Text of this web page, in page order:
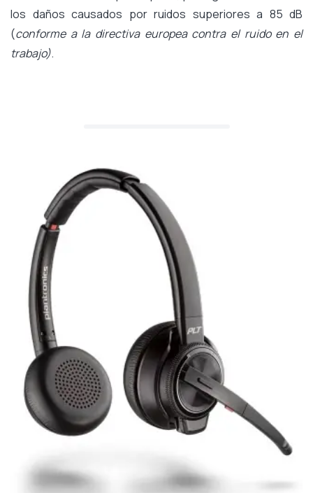
los daños causados por ruidos superiores a 85 dB
(conforme a la directiva europea contra el ruido en el
trabajo).